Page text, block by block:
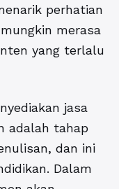
perhatian
merasa
yang terlalu
jasa
adalah tahap
dan ini
Dalam